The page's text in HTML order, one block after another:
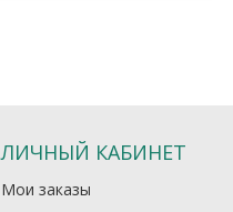
ЛИЧНЫЙ КАБИНЕТ
Мои заказы